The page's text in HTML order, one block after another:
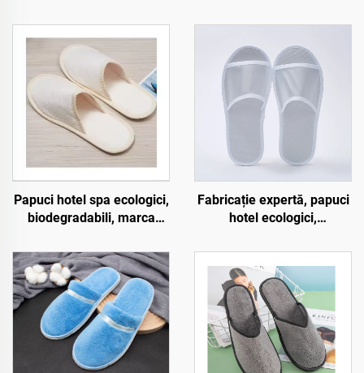
Papuci hotel spa ecologici,
biodegradabili, marca
talpă din pulp, pantofi de
unică folosință pentru
companii aeriene
Fabricație expertă, papuci
hotel ecologici,
deschis, transpirabili,
pentru hotel și companii
aeriene